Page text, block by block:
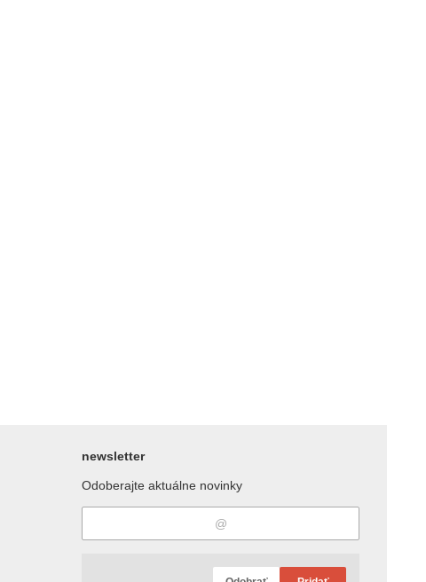
newsletter
Odoberajte aktuálne novinky